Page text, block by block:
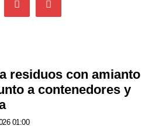
residuos con amianto
a contenedores y
01:00